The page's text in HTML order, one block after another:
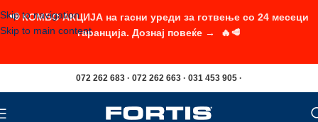
Skip to navigation
Skip to main content
072 262 683 · 072 262 663 · 031 453 905 ·
📢 КОМБО АКЦИЈА на гасни уреди за готвење со 24 месеци
гаранција. Дознај повеќе → 🔥🥩